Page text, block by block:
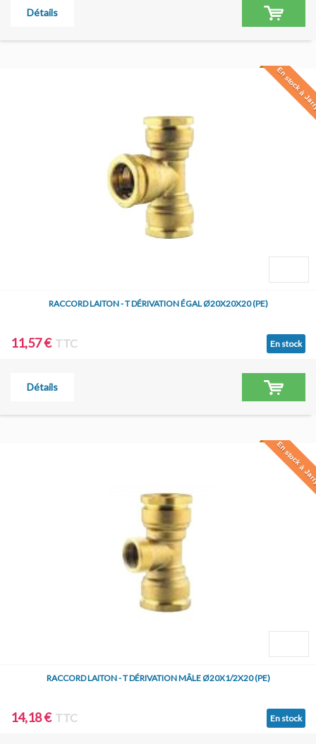
Détails
En stock à
RACCORD LAITON - T DÉRIVATION ÉGAL Ø20X20X20 (PE)
11,57 € TTC En stock
Détails
En stock à
RACCORD LAITON - T DÉRIVATION MÂLE Ø20X1/2X20 (PE)
14,18 € TTC En stock